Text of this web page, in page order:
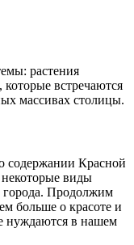
растения
встречаются
массивах столицы.
содержании Красной
виды
города. Продолжим
больше о красоте и
нуждаются в нашем